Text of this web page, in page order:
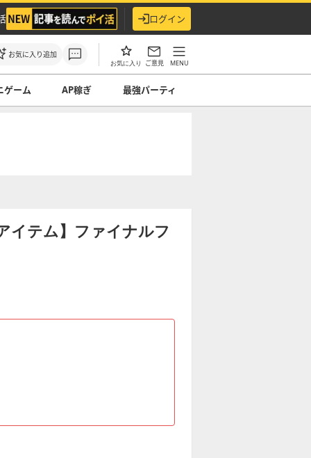
ログイン
お気に入り追加
お気に入り ご意見 MENU
ゲーム AP稼ぎ 最強パーティ
イテム】ファイナルフ